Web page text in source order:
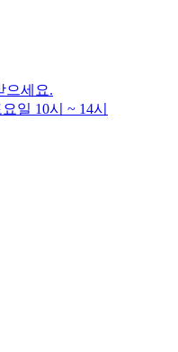
으세요.
일 10시 ~ 14시